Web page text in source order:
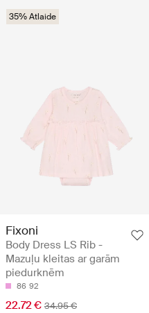
35% Atlaide
Fixoni
Body Dress LS Rib -
Mazuļu kleitas ar garām
piedurknēm
86 92
22.72 € 34.95 €